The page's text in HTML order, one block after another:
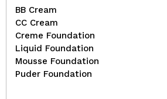
BB Cream
CC Cream
Creme Foundation
Liquid Foundation
Mousse Foundation
Puder Foundation